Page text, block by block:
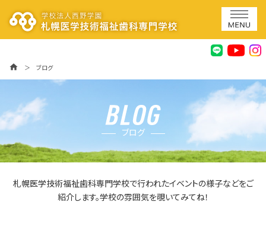
home ＞ ブログ
ブログ
札幌医学技術福祉歯科専門学校で行われたイベントの様子などをご
紹介します。学校の雰囲気を覗いてみてね！